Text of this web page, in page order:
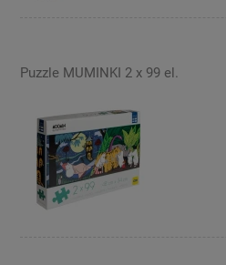
Puzzle MUMINKI 2 x 99 el.